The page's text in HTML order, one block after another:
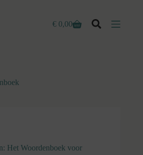
Winkelwagen
€ 0,00
Het Woordenboek voor